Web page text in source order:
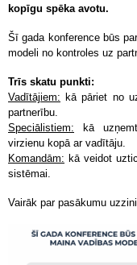
kopīgu spēka avotu.
Šī gada konference būs
modeli no kontroles uz
Trīs skatu punkti:
Vadītājiem: kā pāriet no
partnerību.
Speciālistiem: kā
virzienu kopā ar vadītāju.
Komandām: kā veidot
sistēmai.
Vairāk par pasākumu